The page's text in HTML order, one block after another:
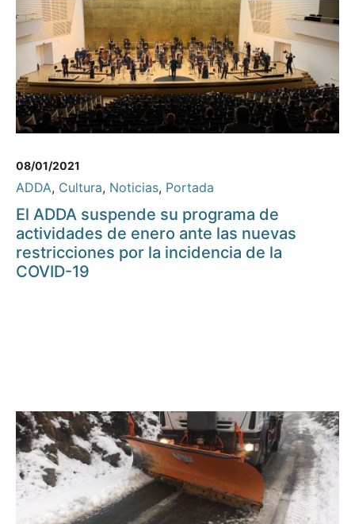
08/01/2021
ADDA, Cultura, Noticias, Portada
El ADDA suspende su programa de
actividades de enero ante las nuevas
restricciones por la incidencia de la
COVID-19